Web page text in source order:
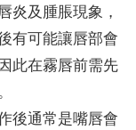
炎及腫脹現象，
有可能讓唇部會
此在霧唇前需先
後通常是嘴唇會